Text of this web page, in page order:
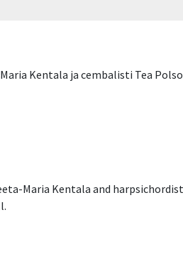
Kentala ja cembalisti Tea
Maria Kentala and